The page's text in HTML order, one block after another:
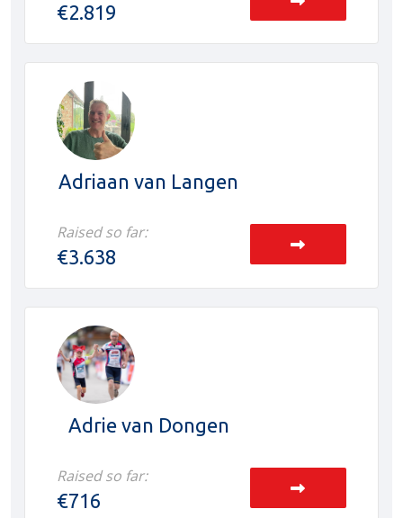
€2.819
Adriaan van Langen
Raised so far:
€3.638
Adrie van Dongen
Raised so far:
€716